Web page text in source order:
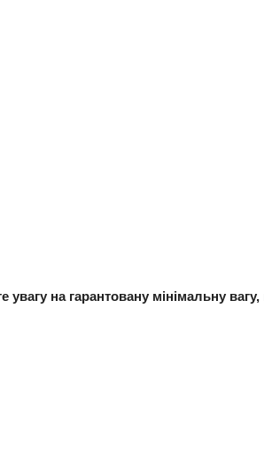
на гарантовану мінімальну вагу,